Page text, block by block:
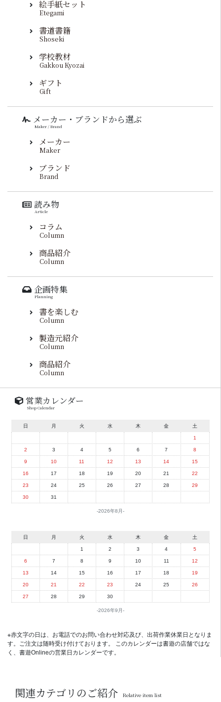
絵手紙セット
Etegami
書道書籍
Shoseki
学校教材
Gakkou Kyozai
ギフト
Gift
メーカー・ブランドから選ぶ
Maker / Brand
メーカー
Maker
ブランド
Brand
読み物
Article
コラム
Column
商品紹介
Column
企画特集
Planning
書を楽しむ
Column
製造元紹介
Column
商品紹介
Column
営業カレンダー
Shop Calendar
2026年8月
日 月 火 水 木 金 土
1
2 3 4 5 6 7 8
9 10 11 12 13 14 15
16 17 18 19 20 21 22
23 24 25 26 27 28 29
30 31
2026年9月
日 月 火 水 木 金 土
1 2 3 4 5
6 7 8 9 10 11 12
13 14 15 16 17 18 19
20 21 22 23 24 25 26
27 28 29 30
※赤文字の日は、お電話でのお問い合わせ対応及び、出荷作業休業日となりま
す。ご注文は随時受け付けております。 このカレンダーは書遊の店舗ではな
く、書遊Onlineの営業日カレンダーです。
関連カテゴリのご紹介 Relative item list